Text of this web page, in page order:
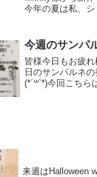
今年の夏は私、
ービックタンク♡
きです...
今週のサンパ
皆様今日もお疲
日のサンパルネ
(*´꒳`*)今回こちら
来週はHalloween